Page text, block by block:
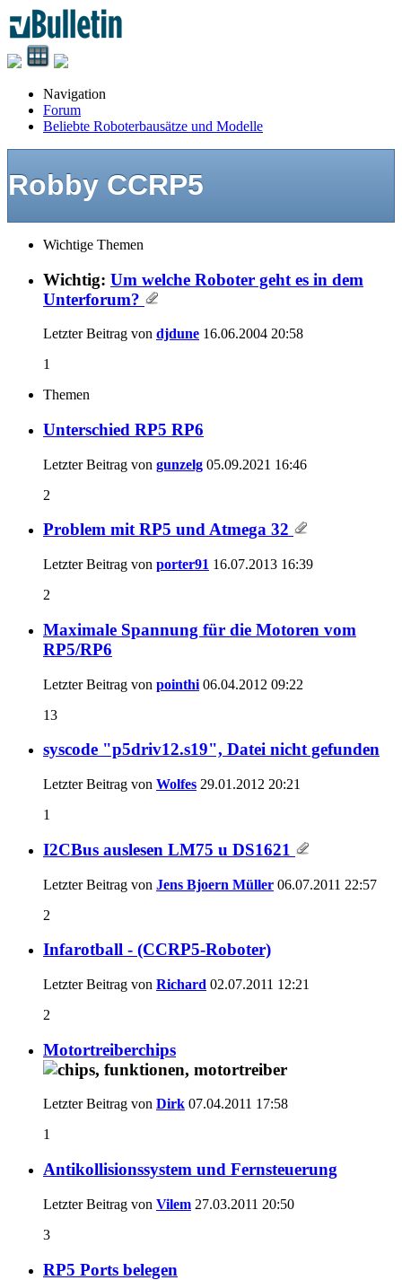
Navigation
Forum
Beliebte Roboterbausätze und Modelle
Robby CCRP5
Wichtige Themen
Wichtig: Um welche Roboter geht es in dem
Unterforum?
Letzter Beitrag von djdune 16.06.2004 20:58
1
Themen
Unterschied RP5 RP6
Letzter Beitrag von gunzelg 05.09.2021 16:46
2
Problem mit RP5 und Atmega 32
Letzter Beitrag von porter91 16.07.2013 16:39
2
Maximale Spannung für die Motoren vom
RP5/RP6
Letzter Beitrag von pointhi 06.04.2012 09:22
13
syscode "p5driv12.s19", Datei nicht gefunden
Letzter Beitrag von Wolfes 29.01.2012 20:21
1
I2CBus auslesen LM75 u DS1621
Letzter Beitrag von Jens Bjoern Müller 06.07.2011 22:57
2
Infarotball - (CCRP5-Roboter)
Letzter Beitrag von Richard 02.07.2011 12:21
2
Motortreiberchips
Letzter Beitrag von Dirk 07.04.2011 17:58
1
Antikollisionssystem und Fernsteuerung
Letzter Beitrag von Vilem 27.03.2011 20:50
3
RP5 Ports belegen